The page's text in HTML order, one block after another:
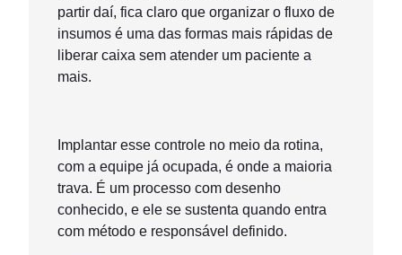
partir daí, fica claro que organizar o fluxo de
insumos é uma das formas mais rápidas de
liberar caixa sem atender um paciente a
mais.
Implantar esse controle no meio da rotina,
com a equipe já ocupada, é onde a maioria
trava. É um processo com desenho
conhecido, e ele se sustenta quando entra
com método e responsável definido.